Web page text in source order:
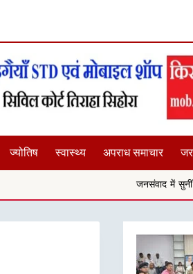
ज्योतिष स्वास्थ्य अपराध समाचार
जनसंवाद में सुनीं समस्याएं,कलेक्टर